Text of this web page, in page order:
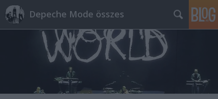
Depeche Mode összes